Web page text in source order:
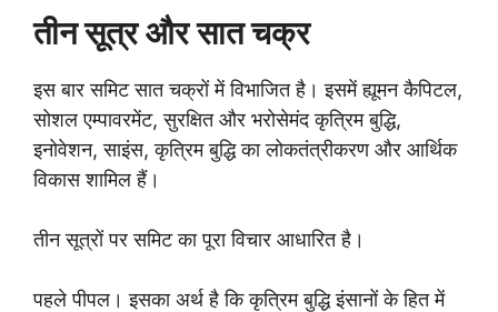
तीन सूत्र और सात चक्र
इस बार समिट सात चक्रों में विभाजित है। इसमें ह्यूमन कैपिटल,
सोशल एम्पावरमेंट, सुरक्षित और भरोसेमंद कृत्रिम बुद्धि,
इनोवेशन, साइंस, कृत्रिम बुद्धि का लोकतंत्रीकरण और आर्थिक
विकास शामिल हैं।
तीन सूत्रों पर समिट का पूरा विचार आधारित है।
पहले पीपल। इसका अर्थ है कि कृत्रिम बुद्धि इंसानों के हित में